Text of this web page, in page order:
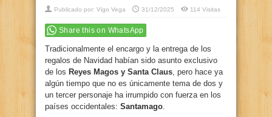
Publicado por: Vigo Vega 31/12/2025 114 Visitas
Share this on WhatsApp
Tradicionalmente el encargo y la entrega de los
regalos de Navidad habían sido asunto exclusivo
de los Reyes Magos y Santa Claus , pero hace ya
algún tiempo que no es únicamente tema de dos y
un tercer personaje ha irrumpido con fuerza en los
países occidentales: Santamago